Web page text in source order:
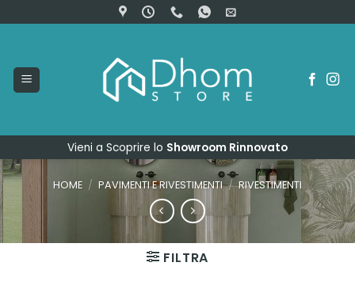
ai
Vieni a Scoprire lo Showroom Rinnovato
HOME / PAVIMENTI E RIVESTIMENTI / RIVESTIMENTI
FILTRA